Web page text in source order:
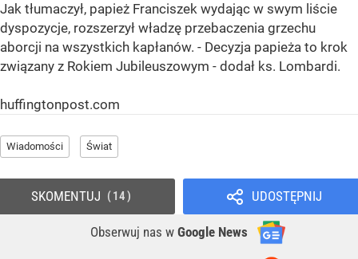
Jak tłumaczył, papież Franciszek wydając w swym liście
dyspozycje, rozszerzył władzę przebaczenia grzechu
aborcji na wszystkich kapłanów. - Decyzja papieża to krok
związany z Rokiem Jubileuszowym - dodał ks. Lombardi.
huffingtonpost.com
Wiadomości Świat
UDOSTĘPNIJ
Obserwuj nas w Google News
SKOMENTUJ 14